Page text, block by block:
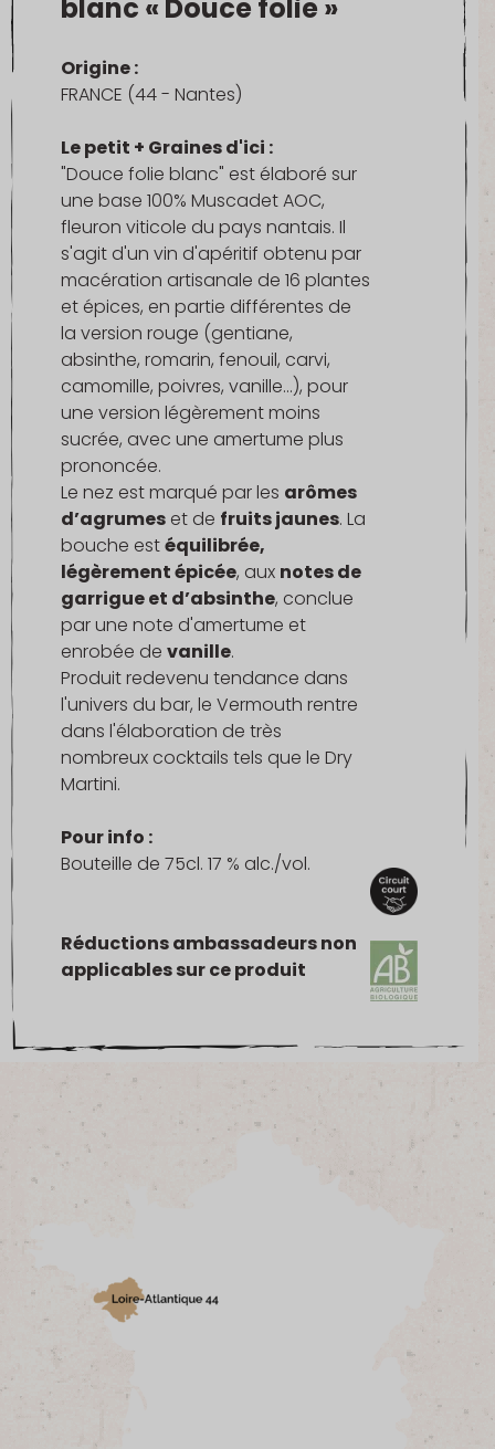
blanc « Douce folie »
Origine :
FRANCE (44 - Nantes)
Le petit + Graines d'ici :
"Douce folie blanc" est élaboré sur
une base 100% Muscadet AOC,
fleuron viticole du pays nantais. Il
s'agit d'un vin d'apéritif obtenu par
macération artisanale de 16 plantes
et épices, en partie différentes de
la version rouge (gentiane,
absinthe, romarin, fenouil, carvi,
camomille, poivres, vanille...), pour
une version légèrement moins
sucrée, avec une amertume plus
prononcée.
Le nez est marqué par les arômes
d’agrumes et de fruits jaunes. La
bouche estéquilibrée,
légèrement épicée, aux notes de
garrigue et d’absinthe, conclue
par une note d'amertume et
enrobée de vanille.
Produit redevenu tendance dans
l'univers du bar, le Vermouth rentre
dans l'élaboration de très
nombreux cocktails tels que le Dry
Martini.
Pour info :
Bouteille de 75cl. 17 % alc./vol.
Réductions ambassadeurs non
applicables sur ce produit